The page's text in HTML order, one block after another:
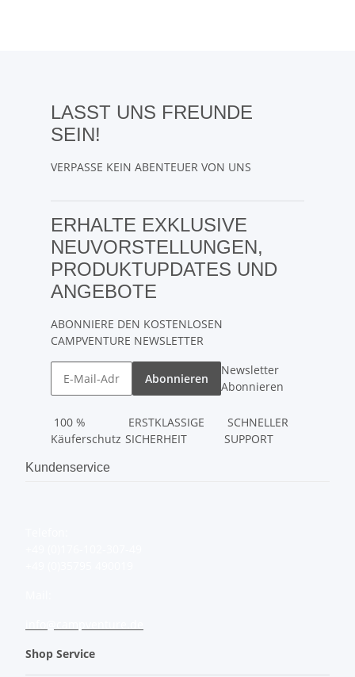
LASST UNS FREUNDE
SEIN!
VERPASSE KEIN ABENTEUER VON UNS
ERHALTE EXKLUSIVE
NEUVORSTELLUNGEN,
PRODUKTUPDATES UND
ANGEBOTE
ABONNIERE DEN KOSTENLOSEN
CAMPVENTURE NEWSLETTER
Abonnieren
Newsletter
Abonnieren
100 %
Käuferschutz
ERSTKLASSIGE
SICHERHEIT
SCHNELLER
SUPPORT
Kundenservice
Shop Service